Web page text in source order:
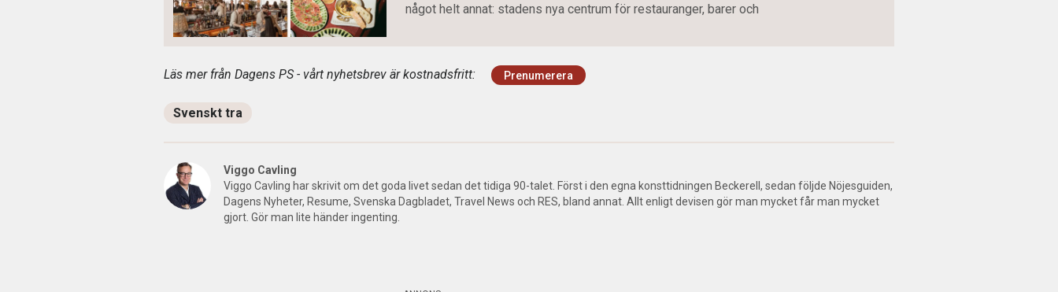
något helt annat: stadens nya centrum för restauranger, barer och
Läs mer från Dagens PS - vårt nyhetsbrev är kostnadsfritt: Prenumerera
Svenskt tra
Viggo Cavling
Viggo Cavling har skrivit om det goda livet sedan det tidiga 90-talet. Först i den egna konsttidningen Beckerell, sedan följde Nöjesguiden,
Dagens Nyheter, Resume, Svenska Dagbladet, Travel News och RES, bland annat. Allt enligt devisen gör man mycket får man mycket
gjort. Gör man lite händer ingenting.